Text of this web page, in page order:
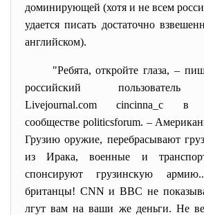
доминирующей (хотя и не всем
удается писать достаточно
английском).
"Ребята, откройте глаза, –
российский пользователь
Livejournal.com cincinna_c в
сообществе politicsforum. –
Грузию оружие, перебрасывают
из Ирака, военные и
спонсируют грузинскую
британцы! CNN и BBC не
лгут вам на ваши же деньги. Не